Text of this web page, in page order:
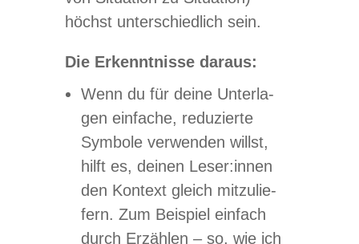
höchst unter­schied­lich sein.
Die Erkennt­nisse daraus:
Wenn du für deine Unter­la­
gen ein­fa­che, redu­zierte
Sym­bole ver­wen­den willst,
hilft es, dei­nen Leser:innen
den Kon­text gleich mit­zu­lie­
fern. Zum Bei­spiel ein­fach
durch Erzäh­len – so, wie ich